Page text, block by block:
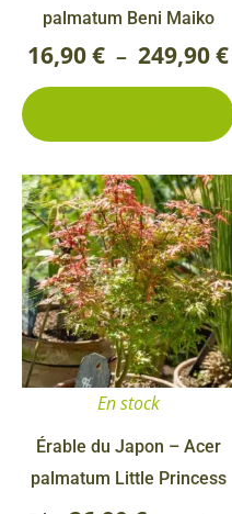
palmatum Beni Maiko
16,90€ – 249,90€
En stock
Érable du Japon – Acer
palmatum Little Princess